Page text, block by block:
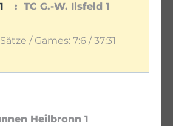
TC G.-W. Ilsfeld 1
/ Games: 7:6 / 37:31
Heilbronn 1